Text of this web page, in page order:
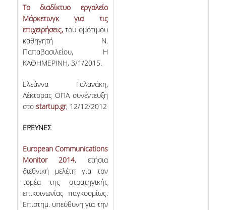
Το διαδίκτυο εργαλείο
Μάρκετινγκ για τις
επιχειρήσεις,του ομότιμου
καθηγητή Ν.
Παπαβασιλείου, Η
ΚΑΘΗΜΕΡΙΝΗ, 3/1/2015.
Ελεάννα Γαλανάκη,
Λέκτορας ΟΠΑ συνέντευξη
στο startup.gr, 12/12/2012
ΕΡΕΥΝΕΣ
European Communications
Monitor 2014, ετήσια
διεθνική μελέτη για τον
τομέα της στρατηγικής
επικοινωνίας παγκοσμίως.
Επιστημ. υπεύθυνη για την